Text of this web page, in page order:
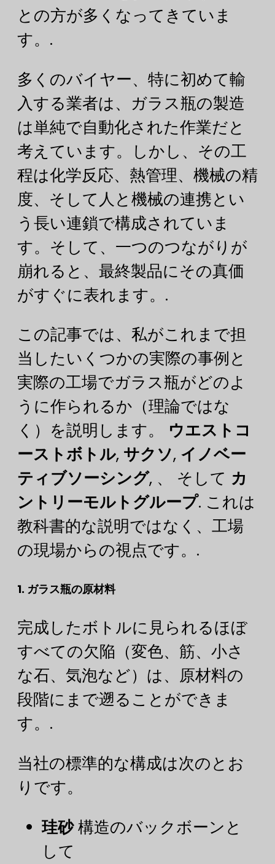
との方が多くなってきていま
す。.
多くのバイヤー、特に初めて輸
入する業者は、ガラス瓶の製造
は単純で自動化された作業だと
考えています。しかし、その工
程は化学反応、熱管理、機械の精
度、そして人と機械の連携とい
う長い連鎖で構成されていま
す。そして、一つのつながりが
崩れると、最終製品にその真価
がすぐに表れます。.
この記事では、私がこれまで担
当したいくつかの実際の事例と
実際の工場でガラス瓶がどのよ
うに作られるか（理論ではな
く）を説明します。 ウエストコ
ーストボトル, サクソ, イノベー
ティブソーシング, 、 そして カ
ントリーモルトグループ. これは
教科書的な説明ではなく、工場
の現場からの視点です。.
1. ガラス瓶の原材料
完成したボトルに見られるほぼ
すべての欠陥（変色、筋、小さ
な石、気泡など）は、原材料の
段階にまで遡ることができま
す。.
当社の標準的な構成は次のとお
りです。
珪砂構造のバックボーンと
して